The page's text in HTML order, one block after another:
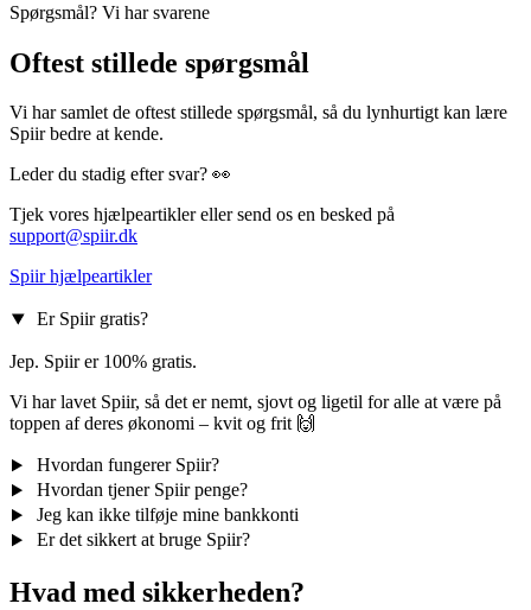
Spørgsmål? Vi har svarene
Oftest stillede spørgsmål
Vi har samlet de oftest stillede spørgsmål, så du lynhurtigt kan lære
Spiir bedre at kende.
Leder du stadig efter svar? 👀
Tjek vores hjælpeartikler eller send os en besked på
support@spiir.dk
Spiir hjælpeartikler
Er Spiir gratis?
Jep. Spiir er 100% gratis.
Vi har lavet Spiir, så det er nemt, sjovt og ligetil for alle at være på
toppen af deres økonomi – kvit og frit 🙌
Hvordan fungerer Spiir?
Hvordan tjener Spiir penge?
Jeg kan ikke tilføje mine bankkonti
Er det sikkert at bruge Spiir?
Hvad med sikkerheden?